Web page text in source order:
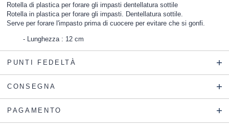
Rotella di plastica per forare gli impasti dentellatura sottile
Rotella in plastica per forare gli impasti. Dentellatura sottile.
Serve per forare l'impasto prima di cuocere per evitare che si gonfi.
Lunghezza : 12 cm
PUNTI FEDELTÀ
CONSEGNA
PAGAMENTO